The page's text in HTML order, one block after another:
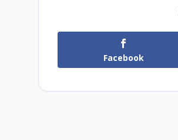
Facebook